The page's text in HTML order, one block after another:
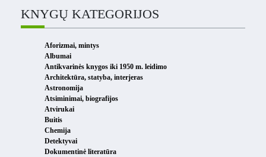
KNYGŲ KATEGORIJOS
Aforizmai, mintys
Albumai
Antikvarinės knygos iki 1950 m. leidimo
Architektūra, statyba, interjeras
Astronomija
Atsiminimai, biografijos
Atvirukai
Buitis
Chemija
Detektyvai
Dokumentinė literatūra